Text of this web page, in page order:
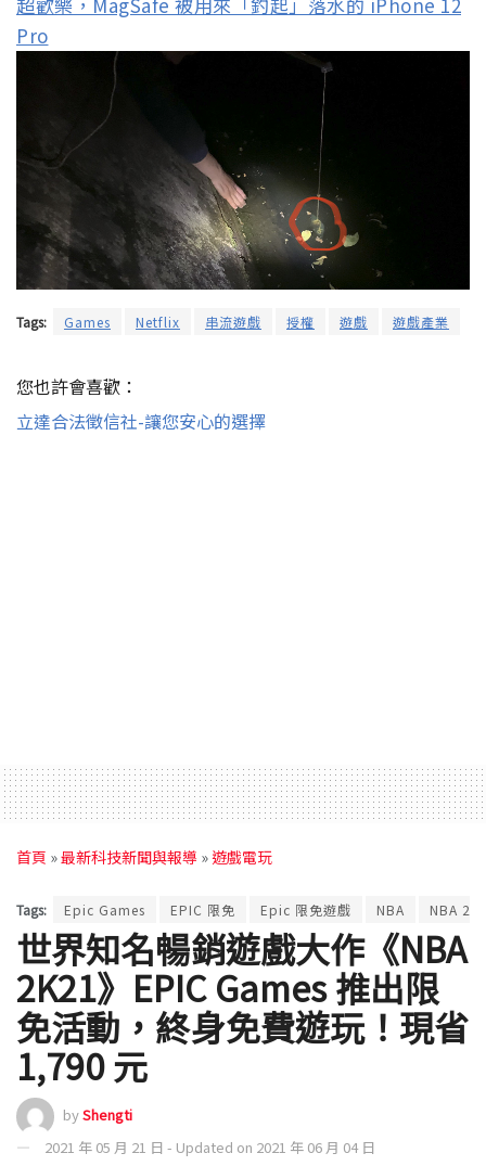
Pro
Tags: Games Netflix 串流遊戲 授權 遊戲 遊戲產業
您也許會喜歡：
立達合法徵信社-讓您安心的選擇
首頁 »最新科技新聞與報導 »遊戲電玩
Tags: Epic Games EPIC 限免 Epic 限免遊戲 NBA NBA 2K
世界知名暢銷遊戲大作《NBA
2K21》EPIC Games 推出限
免活動，終身免費遊玩！現省
1,790 元
byShengti
2021 年 05 月 21 日 - Updated on 2021 年 06 月 04 日